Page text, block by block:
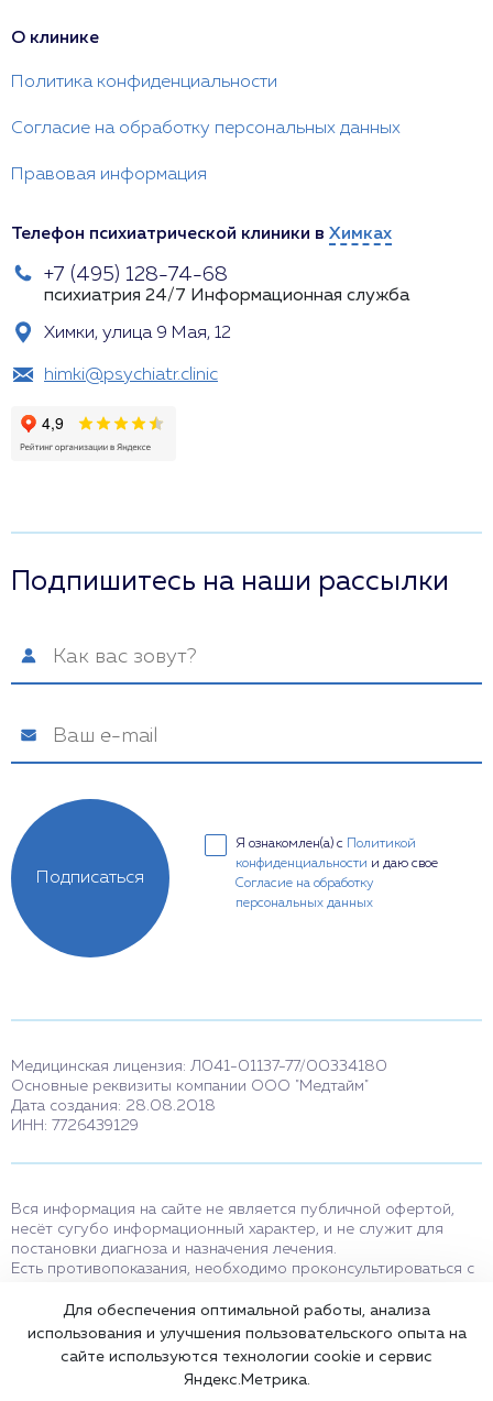
О клинике
Политика конфиденциальности
Согласие на обработку персональных данных
Правовая информация
Телефон психиатрической клиники в Химках
+7 (495) 128-74-68
психиатрия 24/7 Информационная служба
Химки, улица 9 Мая, 12
himki@psychiatr.clinic
Подпишитесь на наши рассылки
Я ознакомлен(а) с
Политикой
конфиденциальности и даю свое
Согласие на обработку
персональных данных
Подписаться
Медицинская лицензия: Л041-01137-77/00334180
Основные реквизиты компании ООО "Медтайм"
Дата создания: 28.08.2018
ИНН: 7726439129
Вся информация на сайте не является публичной офертой,
несёт сугубо информационный характер, и не служит для
постановки диагноза и назначения лечения.
Есть противопоказания, необходимо проконсультироваться с
мессенджерам и в соцсетях носят исключительно
информационный характер и не являются медицинскими
услугами.
Оставаясь на сайте вы соглашаетесь на использование cookies.
Для обеспечения оптимальной работы, анализа
использования и улучшения пользовательского опыта на
сайте используются технологии cookie и сервис
Яндекс.Метрика.